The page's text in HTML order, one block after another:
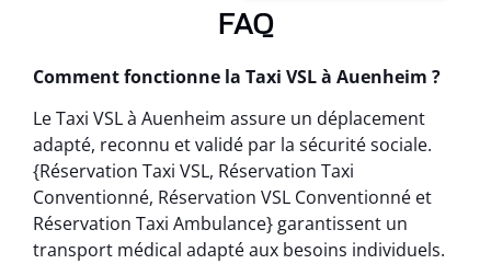
FAQ
Comment fonctionne la Taxi VSL à Auenheim ?
Le Taxi VSL à Auenheim assure un déplacement
adapté, reconnu et validé par la sécurité sociale.
{Réservation Taxi VSL, Réservation Taxi
Conventionné, Réservation VSL Conventionné et
Réservation Taxi Ambulance} garantissent un
transport médical adapté aux besoins individuels.